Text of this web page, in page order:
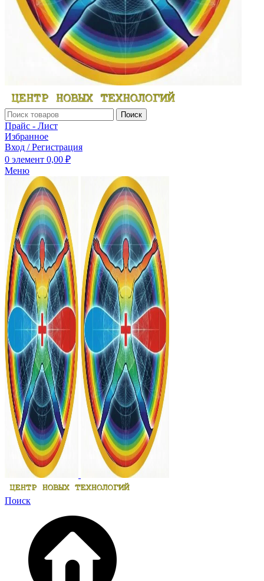
Поиск
Прайс - Лист
Избранное
Вход / Регистрация
0 элемент 0,00 ₽
Меню
Поиск